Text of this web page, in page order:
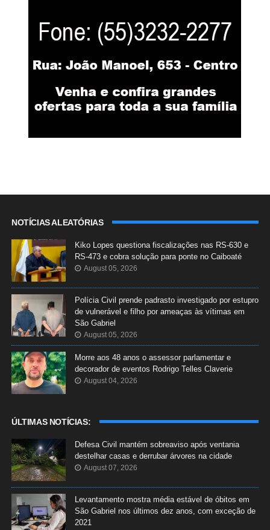
NOTÍCIAS ALEATÓRIAS
Kiko Lopes questiona fiscalizações nas RS-630 e
RS-473 e cobra solução para ponte no Caiboaté
August 05, 2026
Polícia Civil prende padrasto investigado por estupro
de vulnerável e filho por ameaças às vítimas em
São Gabriel
August 05, 2026
Morre aos 48 anos o assessor parlamentar e
decorador de eventos Rodrigo Telles Claverie
August 04, 2026
ÚLTIMAS NOTÍCIAS:
Defesa Civil mantém sobreaviso após ventania
destelhar casas e derrubar árvores na cidade
August 07, 2026
Levantamento mostra média estável de óbitos em
São Gabriel nos últimos dez anos, com exceção de
2021